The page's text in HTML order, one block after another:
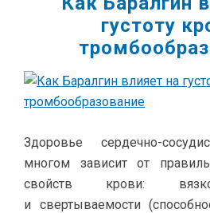
густоту
Здоровье сердечно-
многом зависит от
свойств крови:
и свертываемости